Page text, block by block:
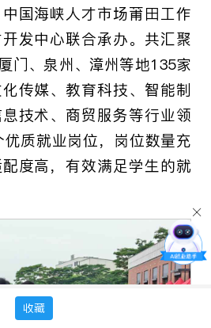
国海峡人才市场莆田工作
发中心联合承办。共汇聚
门、泉州、漳州等地135家
传媒、教育科技、智能制
技术、商贸服务等行业领
质就业岗位，岗位数量充
度高，有效满足学生的就
收藏